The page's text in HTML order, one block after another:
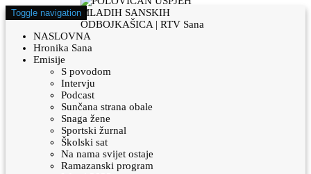
Toggle navigation
NASLOVNA
Hronika Sana
Emisije
S povodom
Intervju
Podcast
Sunčana strana obale
Snaga žene
Sportski žurnal
Školski sat
Na nama svijet ostaje
Ramazanski program